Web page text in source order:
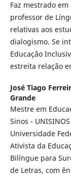
Faz mestrado em
professor de
relativas aos
dialogismo. Se
Educação
estreita relação
José Tiago
Grande
Mestre em
Sinos -
Universidade
Ativista da
Bilíngue para
de Letras, com